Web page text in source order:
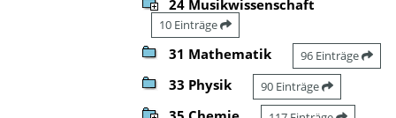
24 Musikwissenschaft
10 Einträge
31 Mathematik 96 Einträge
33 Physik 90 Einträge